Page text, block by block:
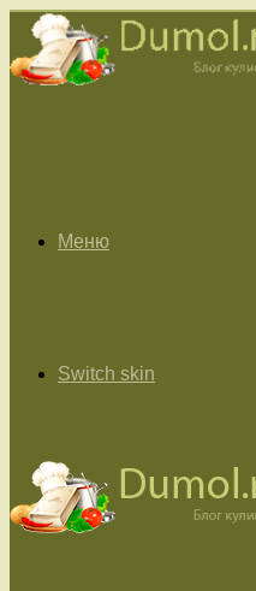
Меню
Switch skin